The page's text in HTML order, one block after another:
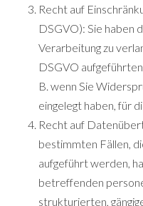
Recht auf
DSGVO): Sie haben
Verarbeitung zu
DSGVO
B. wenn Sie
eingelegt haben, für
Recht auf
bestimmten Fällen,
aufgeführt werden,
betreffenden
strukturierten,